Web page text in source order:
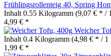
Frühlingsrollenteig 40, Spring
Inhalt 0.55 Kilogramm (9,07 € * /
4,99 € *
Weicher
Inhalt 0.4 Kilogramm (4,98 € * / 1
1,99 € *